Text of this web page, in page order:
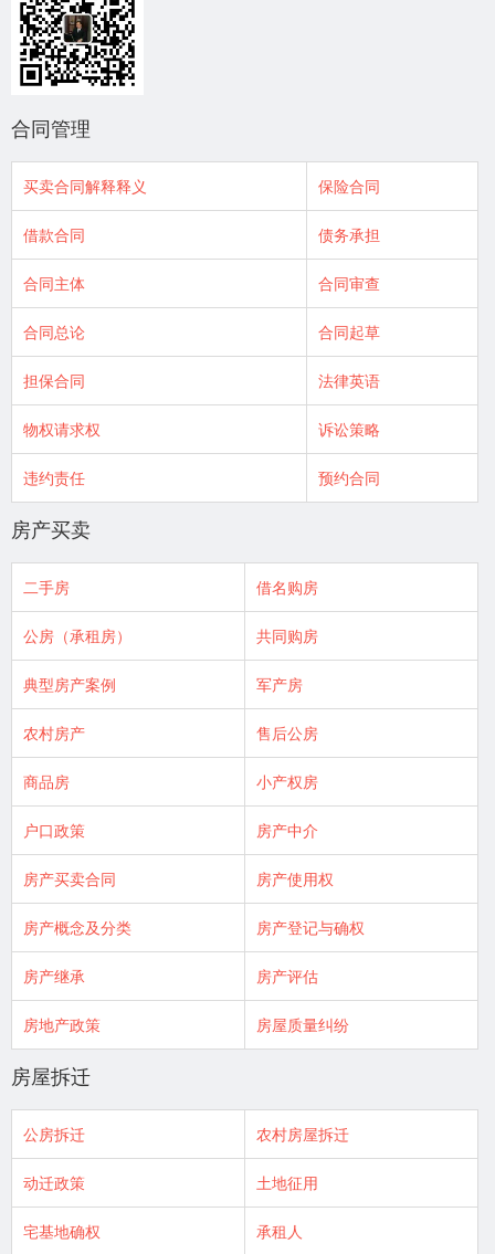
合同管理
买卖合同解释释义 保险合同
借款合同 债务承担
合同主体 合同审查
合同总论 合同起草
担保合同 法律英语
物权请求权 诉讼策略
违约责任 预约合同
房产买卖
二手房 借名购房
公房（承租房） 共同购房
典型房产案例 军产房
农村房产 售后公房
商品房 小产权房
户口政策 房产中介
房产买卖合同 房产使用权
房产概念及分类 房产登记与确权
房产继承 房产评估
房地产政策 房屋质量纠纷
房屋拆迁
公房拆迁 农村房屋拆迁
动迁政策 土地征用
宅基地确权 承租人